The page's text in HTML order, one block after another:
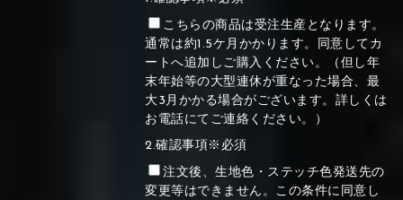
こちらの商品は受注生産となります。
通常は約1.5ケ月かかります。同意してカ
ートへ追加しご購入ください。（但し年
末年始等の大型連休が重なった場合、最
大3月かかる場合がございます。詳しくは
お電話にてご連絡ください。）
2.確認事項※必須
注文後、生地色・ステッチ色発送先の
変更等はできません。この条件に同意し